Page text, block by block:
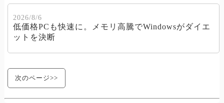
2026/8/6
低価格PCも快速に。メモリ高騰でWindowsがダイエ
ットを決断
次のページ>>